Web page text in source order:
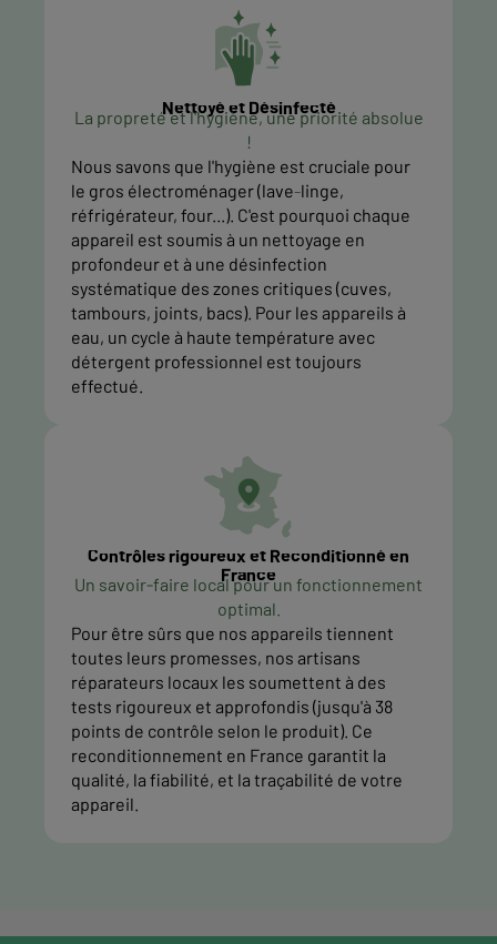
Nettoyé et Désinfecté
La propreté et l'hygiène, une priorité absolue
!
Nous savons que l'hygiène est cruciale pour
le gros électroménager (lave-linge,
réfrigérateur, four...). C'est pourquoi chaque
appareil est soumis à un nettoyage en
profondeur et à une désinfection
systématique des zones critiques (cuves,
tambours, joints, bacs). Pour les appareils à
eau, un cycle à haute température avec
détergent professionnel est toujours
effectué.
Contrôles rigoureux et Reconditionné en
France
Un savoir-faire local pour un fonctionnement
optimal.
Pour être sûrs que nos appareils tiennent
toutes leurs promesses, nos artisans
réparateurs locaux les soumettent à des
tests rigoureux et approfondis (jusqu'à 38
points de contrôle selon le produit). Ce
reconditionnement en France garantit la
qualité, la fiabilité, et la traçabilité de votre
appareil.